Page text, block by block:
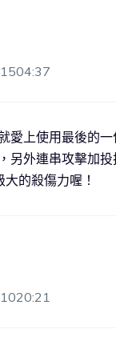
愛上使用最後的
另外連串攻擊加
的殺傷力喔！